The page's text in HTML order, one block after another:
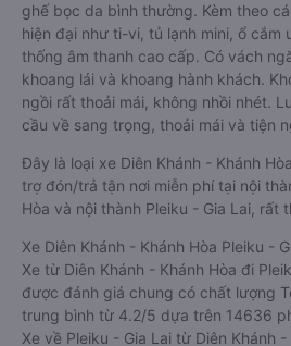
ghế bọc da bình thường. Kèm theo
hiện đại như ti-vi, tủ lạnh mini, ổ cắm
thống âm thanh cao cấp. Có vách
khoang lái và khoang hành khách.
ngồi rất thoải mái, không nhồi nhét.
cầu về sang trọng, thoải mái và tiện
Đây là loại xe Diên Khánh - Khánh
trợ đón/trả tận nơi miễn phí tại nội
Hòa và nội thành Pleiku - Gia Lai, rất
Xe Diên Khánh - Khánh Hòa Pleiku -
Xe từ Diên Khánh - Khánh Hòa đi
được đánh giá chung có chất lượng
trung bình từ 4.2/5 dựa trên 14636
Xe về Pleiku - Gia Lai từ Diên Khánh -